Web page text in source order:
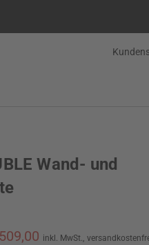
Wand- und
inkl. MwSt.,